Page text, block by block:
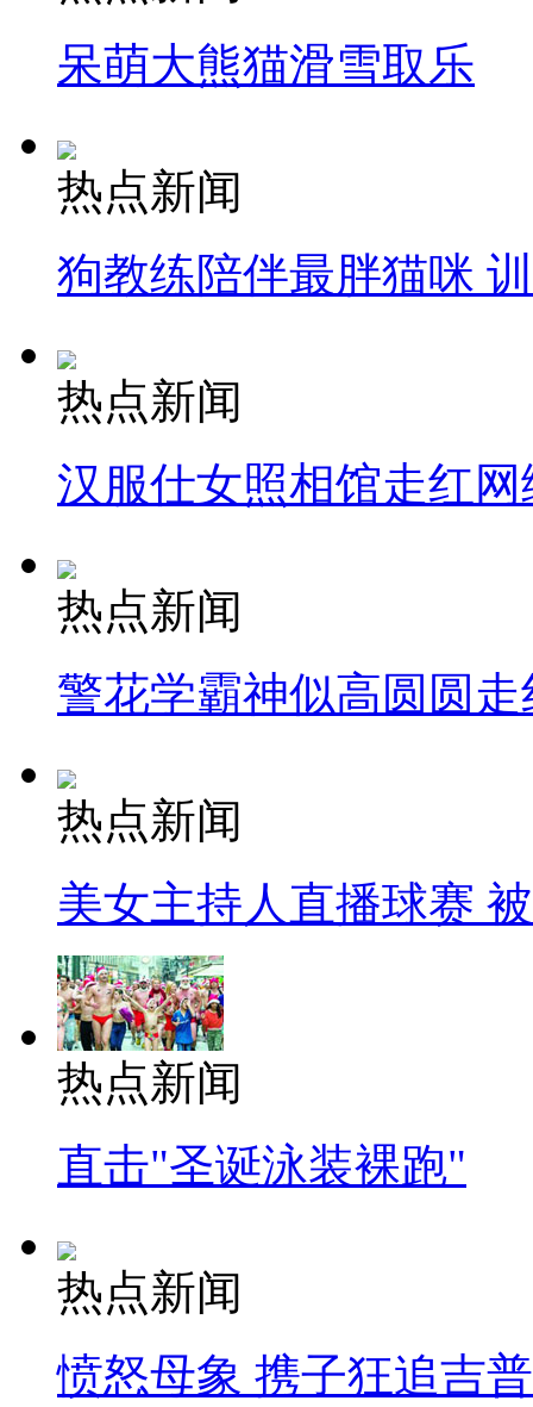
呆萌大熊猫滑雪取乐
热点新闻
狗教练陪伴最胖猫咪
热点新闻
汉服仕女照相馆走红网
热点新闻
警花学霸神似高圆圆走
热点新闻
美女主持人直播球赛
热点新闻
直击"圣诞泳装裸跑"
热点新闻
愤怒母象 携子狂追吉